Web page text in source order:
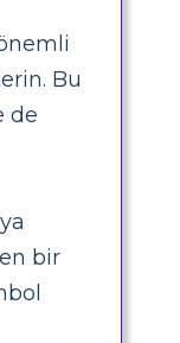
Bu
de
bir